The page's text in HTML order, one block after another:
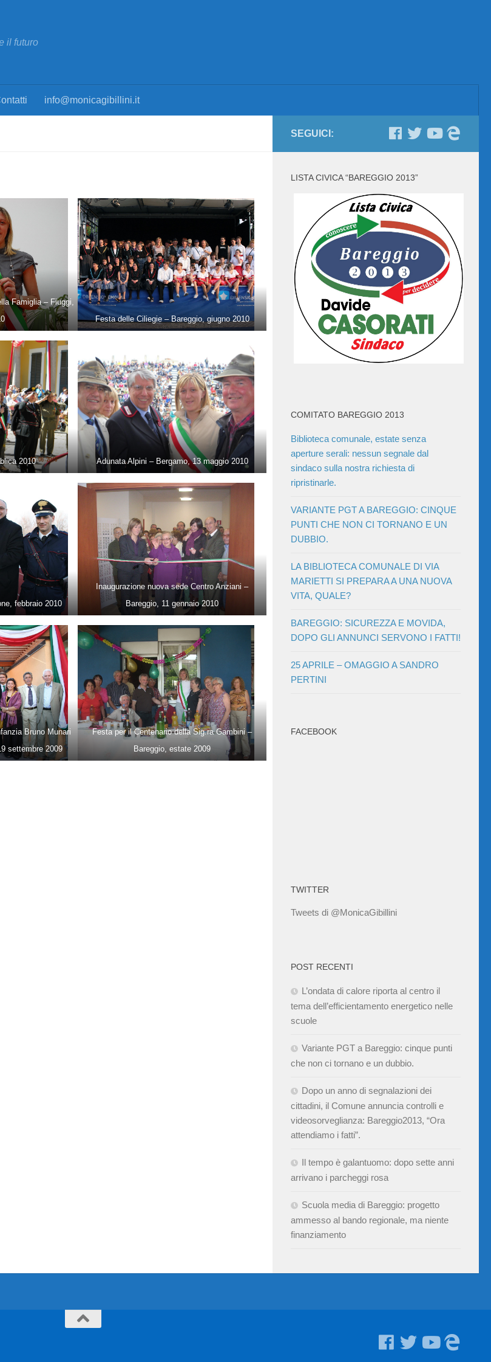
il futuro
info@monicagibillini.it
Famiglia – Fiuggi,
Festa delle Ciliegie – Bareggio, giugno 2010
2010 Adunata Alpini – Bergamo, 13 maggio 2010
febbraio 2010
Inaugurazione nuova sede Centro Anziani –
Bareggio, 11 gennaio 2010
Bruno Munari
settembre 2009
Festa per il Centenario della Sig.ra Gambini –
Bareggio, estate 2009
SEGUICI:
LISTA CIVICA “BAREGGIO 2013”
COMITATO BAREGGIO 2013
Biblioteca comunale, estate senza
aperture serali: nessun segnale dal
sindaco sulla nostra richiesta di
ripristinarle.
VARIANTE PGT A BAREGGIO: CINQUE
PUNTI CHE NON CI TORNANO E UN
DUBBIO.
LA BIBLIOTECA COMUNALE DI VIA
MARIETTI SI PREPARA A UNA NUOVA
VITA, QUALE?
BAREGGIO: SICUREZZA E MOVIDA,
DOPO GLI ANNUNCI SERVONO I FATTI!
25 APRILE – OMAGGIO A SANDRO
PERTINI
FACEBOOK
TWITTER
Tweets di @MonicaGibillini
POST RECENTI
L’ondata di calore riporta al centro il
tema dell’efficientamento energetico nelle
scuole
Variante PGT a Bareggio: cinque punti
che non ci tornano e un dubbio.
Dopo un anno di segnalazioni dei
cittadini, il Comune annuncia controlli e
videosorveglianza: Bareggio2013, “Ora
attendiamo i fatti”.
Il tempo è galantuomo: dopo sette anni
arrivano i parcheggi rosa
Scuola media di Bareggio: progetto
ammesso al bando regionale, ma niente
finanziamento